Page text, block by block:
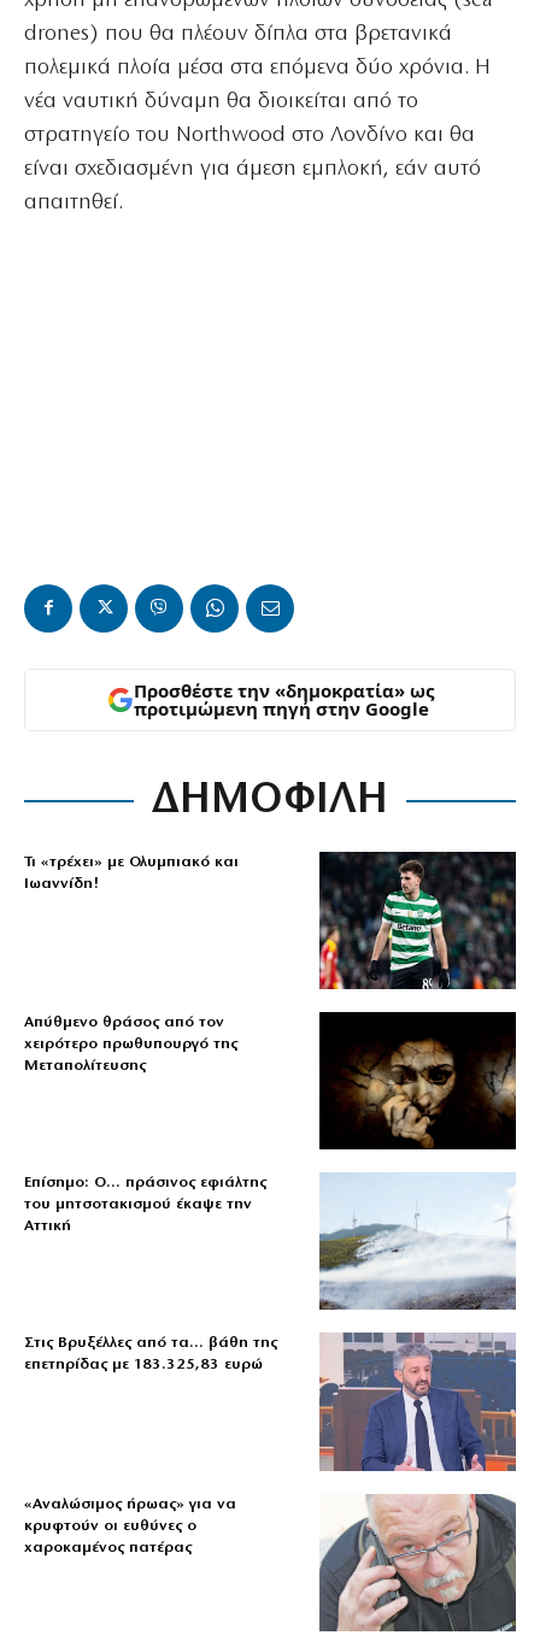
drones) που θα πλέουν δίπλα στα βρετανικά
πολεμικά πλοία μέσα στα επόμενα δύο χρόνια. Η
νέα ναυτική δύναμη θα διοικείται από το
στρατηγείο του Northwood στο Λονδίνο και θα
είναι σχεδιασμένη για άμεση εμπλοκή, εάν αυτό
απαιτηθεί.
Προσθέστε την «δημοκρατία» ως
προτιμώμενη πηγή στην Google
ΔΗΜΟΦΙΛΗ
Τι «τρέχει» με Ολυμπιακό και
Ιωαννίδη!
Απύθμενο θράσος από τον
χειρότερο πρωθυπουργό της
Μεταπολίτευσης
Επίσημο: Ο… πράσινος εφιάλτης
του μητσοτακισμού έκαψε την
Αττική
Στις Βρυξέλλες από τα… βάθη της
επετηρίδας με 183.325,83 ευρώ
«Aναλώσιμος ήρωας» για να
κρυφτούν οι ευθύνες ο
χαροκαμένος πατέρας